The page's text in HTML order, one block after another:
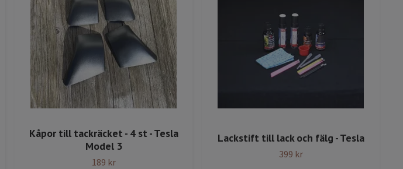
Kåpor till tackräcket - 4 st - Tesla
Model 3
189 kr
Lackstift till lack och fälg - Tesla
399 kr